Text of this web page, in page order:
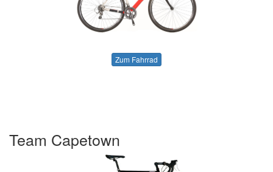
Zum Fahrrad
Team Capetown